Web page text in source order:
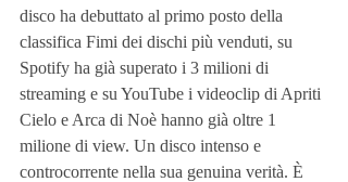
disco ha debuttato al primo posto della
classifica Fimi dei dischi più venduti, su
Spotify ha già superato i 3 milioni di
streaming e su YouTube i videoclip di Apriti
Cielo e Arca di Noè hanno già oltre 1
milione di view. Un disco intenso e
controcorrente nella sua genuina verità. È